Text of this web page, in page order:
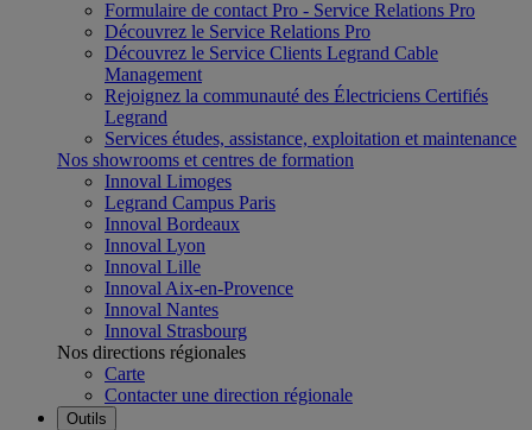
Formulaire de contact Pro - Service Relations Pro
Découvrez le Service Relations Pro
Découvrez le Service Clients Legrand Cable
Management
Rejoignez la communauté des Électriciens Certifiés
Legrand
Services études, assistance, exploitation et maintenance
Nos showrooms et centres de formation
Innoval Limoges
Legrand Campus Paris
Innoval Bordeaux
Innoval Lyon
Innoval Lille
Innoval Aix-en-Provence
Innoval Nantes
Innoval Strasbourg
Nos directions régionales
Carte
Contacter une direction régionale
Outils